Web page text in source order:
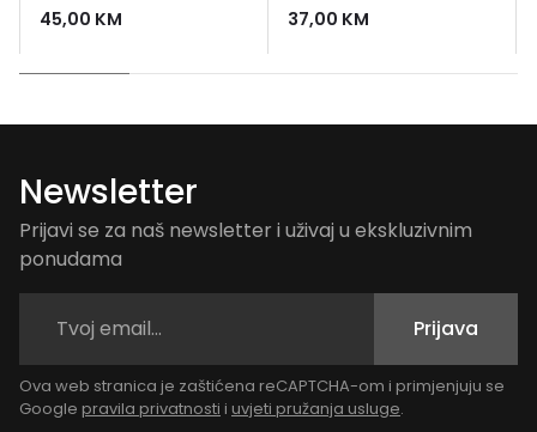
45,00 KM
prostor
37,00 KM
Newsletter
Prijavi se za naš newsletter i uživaj u ekskluzivnim
ponudama
Prijava
Ova web stranica je zaštićena reCAPTCHA-om i primjenjuju se
Google pravila privatnosti i uvjeti pružanja usluge.